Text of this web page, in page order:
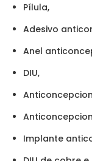
Pílula,
Adesivo
Anel
DIU,
Implante